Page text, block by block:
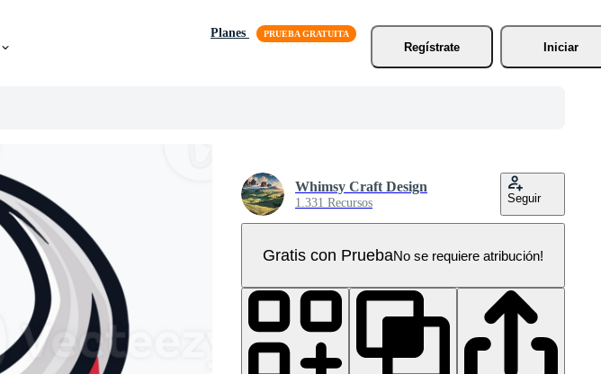
Planes
Regístrate
Iniciar
Whimsy Craft Design
1.331 Recursos Seguir
Gratis con PruebaNo se requiere atribución!